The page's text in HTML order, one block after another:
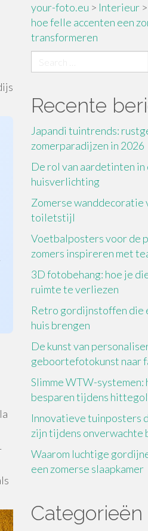
your-foto.eu > Interieur >
hoe felle accenten een
transformeren
for:
Recente
Japandi tuintrends:
zomerparadijzen in 2026
De rol van aardetinten
huisverlichting
Zomerse wanddecoratie
toiletstijl
Voetbalposters voor de
zomers inspireren met
3D fotobehang: hoe je
ruimte te verliezen
Retro gordijnstoffen die
huis brengen
De kunst van
geboortefotokunst naar
Slimme WTW-systemen:
besparen tijdens
Innovatieve tuinposters
zijn tijdens onverwachte
Waarom luchtige
een zomerse slaapkamer
Categorieën